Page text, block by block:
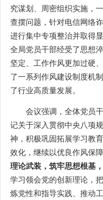
究谋划、周密组织实施，
查摆问题，针对电信网络
进行集中专项整治并取得
全局党员干部经受了思想
坚定、工作作风更加过硬
了一系列作风建设制度机
了行业高质量发展。
会议强调，全体党员
记关于深入贯彻中央八项
神，积极巩固拓展学习教
效化，继续以优良作风保
理论武装，筑牢思想根基
学习领会党的创新理论，
炼党性和指导实践、推动